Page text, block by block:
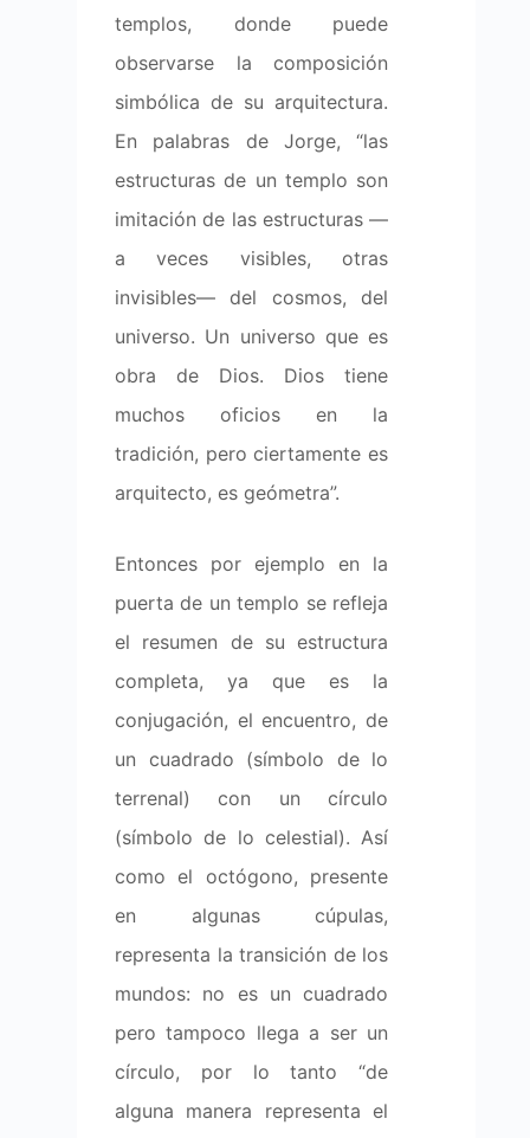
templos, donde puede
observarse la composición
simbólica de su arquitectura.
En palabras de Jorge, “las
estructuras de un templo son
imitación de las estructuras —
a veces visibles, otras
invisibles— del cosmos, del
universo. Un universo que es
obra de Dios. Dios tiene
muchos oficios en la
tradición, pero ciertamente es
arquitecto, es geómetra”.
Entonces por ejemplo en la
puerta de un templo se refleja
el resumen de su estructura
completa, ya que es la
conjugación, el encuentro, de
un cuadrado (símbolo de lo
terrenal) con un círculo
(símbolo de lo celestial). Así
como el octógono, presente
en algunas cúpulas,
representa la transición de los
mundos: no es un cuadrado
pero tampoco llega a ser un
círculo, por lo tanto “de
alguna manera representa el